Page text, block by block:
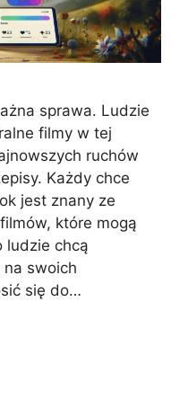
sprawa. Ludzie
filmy w tej
ruchów
Każdy chce
jest znany ze
które mogą
ludzie chcą
na swoich
się do…